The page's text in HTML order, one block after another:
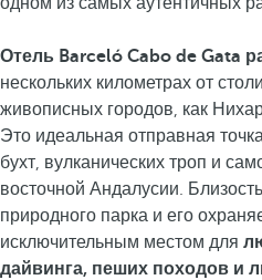
Отель Barceló Cabo de Gata
нескольких километрах от
живописных городов, как
Это идеальная отправная
бухт, вулканических троп и
восточной Андалусии.
природного парка и его
исключительным местом для
дайвинга, пеших походов и